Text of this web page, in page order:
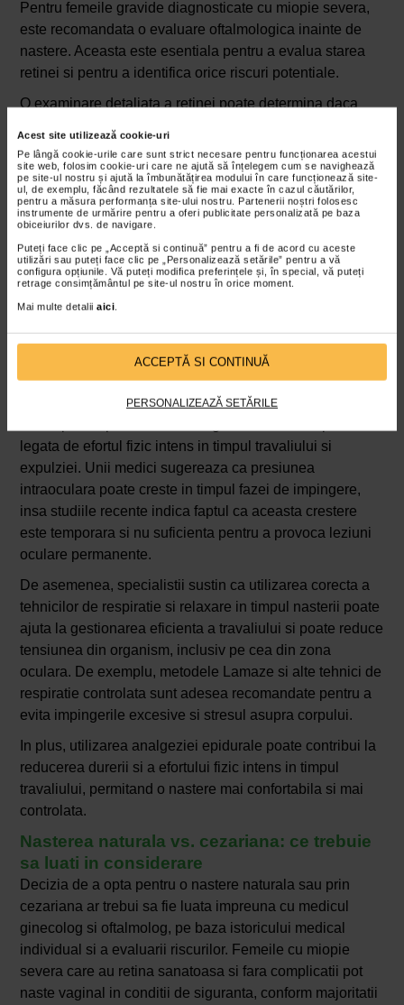
Acest site utilizează cookie-uri
Pe lângă cookie-urile care sunt strict necesare pentru funcționarea acestui
site web, folosim cookie-uri care ne ajută să înțelegem cum se navighează
pe site-ul nostru și ajută la îmbunătățirea modului în care funcționează site-
ul, de exemplu, făcând rezultatele să fie mai exacte în cazul căutărilor,
pentru a măsura performanța site-ului nostru. Partenerii noștri folosesc
instrumente de urmărire pentru a oferi publicitate personalizată pe baza
obiceiurilor dvs. de navigare.
Puteți face clic pe „Acceptă si continuă” pentru a fi de acord cu aceste
utilizări sau puteți face clic pe „Personalizează setările” pentru a vă
configura opțiunile. Vă puteți modifica preferințele și, în special, vă puteți
retrage consimțământul pe site-ul nostru în orice moment.
Mai multe detalii aici
ACCEPTĂ SI CONTINUĂ
PERSONALIZEAZĂ SETĂRILE
Pentru femeile gravide diagnosticate cu miopie severa,
este recomandata o evaluare oftalmologica inainte de
nastere. Aceasta este esentiala pentru a evalua starea
retinei si pentru a identifica orice riscuri potentiale.
O examinare detaliata a retinei poate determina daca
afectiuni oculare care ar putea creste riscul de dezlipire
de retina. Daca retina este sanatoasa si nu exista alte
complicatii oftalmologice, majoritatea femeilor pot
opta fara teama pentru nasterea vaginala.
Pe de alta parte, daca exista semne de slabire a retinei
sau alte probleme asociate cu miopia severa,
oftalmologul poate colabora cu ginecologul pentru a
stabili cel mai sigur mod de nastere. In cazuri foarte rare,
poate recomanda o cezariana ca masura de precautie.
Impactul travaliului si al expulziei asupra
legata de efortul fizic intens in timpul travaliului si
expulziei. Unii medici sugereaza ca presiunea
intraoculara poate creste in timpul fazei de impingere,
insa studiile recente indica faptul ca aceasta crestere
este temporara si nu suficienta pentru a provoca leziuni
oculare permanente.
De asemenea, specialistii sustin ca utilizarea corecta a
tehnicilor de respiratie si relaxare in timpul nasterii poate
ajuta la gestionarea eficienta a travaliului si poate reduce
tensiunea din organism, inclusiv pe cea din zona
oculara. De exemplu, metodele Lamaze si alte tehnici de
respiratie controlata sunt adesea recomandate pentru a
evita impingerile excesive si stresul asupra corpului.
In plus, utilizarea analgeziei epidurale poate contribui la
reducerea durerii si a efortului fizic intens in timpul
travaliului, permitand o nastere mai confortabila si mai
controlata.
Nasterea naturala vs. cezariana: ce trebuie
sa luati in considerare
Decizia de a opta pentru o nastere naturala sau prin
cezariana ar trebui sa fie luata impreuna cu medicul
ginecolog si oftalmolog, pe baza istoricului medical
individual si a evaluarii riscurilor. Femeile cu miopie
severa care au retina sanatoasa si fara complicatii pot
naste vaginal in conditii de siguranta, conform majoritatii